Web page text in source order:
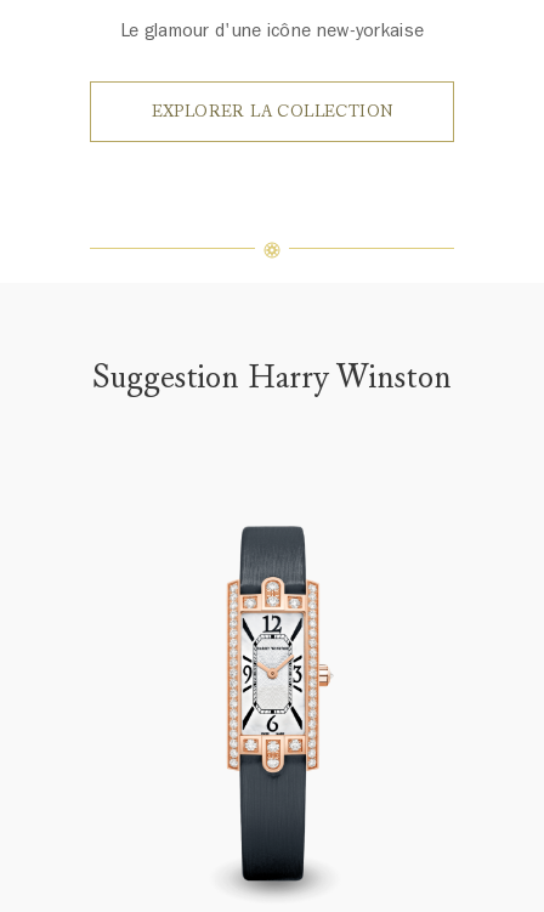
Le glamour d'une icône new-yorkaise
EXPLORER LA COLLECTION
Suggestion Harry Winston